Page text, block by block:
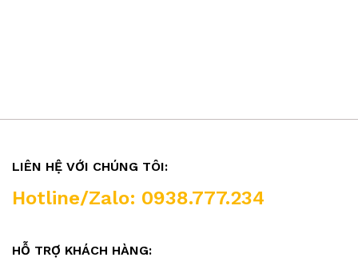
LIÊN HỆ VỚI CHÚNG TÔI:
Hotline/Zalo: 0938.777.234
HỖ TRỢ KHÁCH HÀNG: